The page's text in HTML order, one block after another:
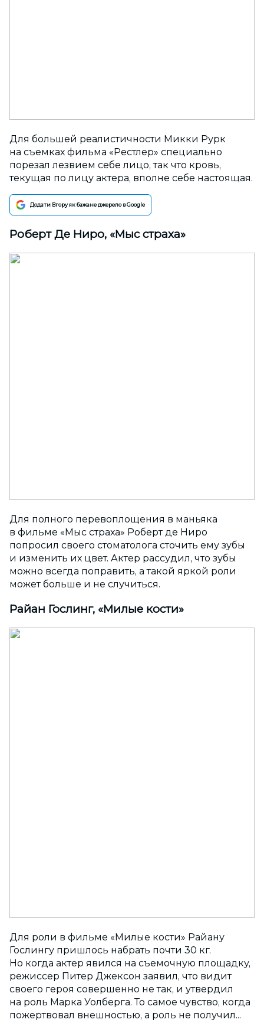
Для большей реалистичности Микки Рурк
на съемках фильма «Рестлер» специально
порезал лезвием себе лицо, так что кровь,
текущая по лицу актера, вполне себе настоящая.
Додати Вгору як бажане джерело в Google
Роберт Де Ниро, «Мыс страха»
Для полного перевоплощения в маньяка
в фильме «Мыс страха» Роберт де Ниро
попросил своего стоматолога сточить ему зубы
и изменить их цвет. Актер рассудил, что зубы
можно всегда поправить, а такой яркой роли
может больше и не случиться.
Райан Гослинг, «Милые кости»
Для роли в фильме «Милые кости» Райану
Гослингу пришлось набрать почти 30 кг.
Но когда актер явился на съемочную площадку,
режиссер Питер Джексон заявил, что видит
своего героя совершенно не так, и утвердил
на роль Марка Уолберга. То самое чувство, когда
пожертвовал внешностью, а роль не получил...